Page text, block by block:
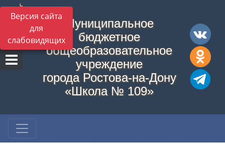
Версия сайта
для
слабовидящих
Муниципальное
бюджетное
общеобразовательное
учреждение
города Ростова-на-Дону
«Школа № 109»